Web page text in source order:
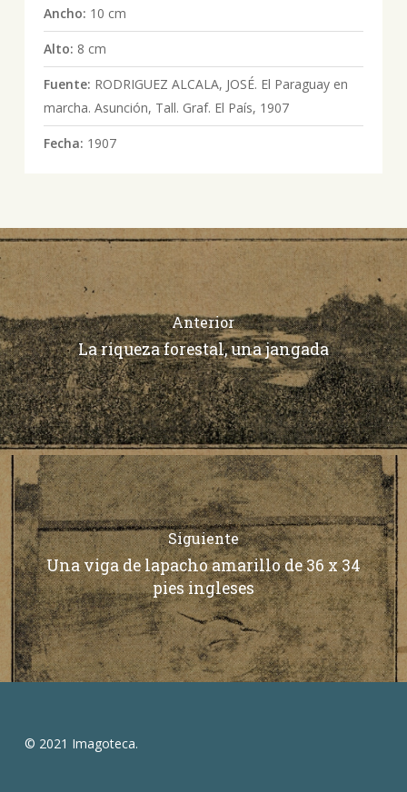
Ancho: 10 cm
Alto: 8 cm
Fuente: RODRIGUEZ ALCALA, JOSÉ. El Paraguay en
marcha. Asunción, Tall. Graf. El País, 1907
Fecha: 1907
Anterior
La riqueza forestal, una jangada
Siguiente
Una viga de lapacho amarillo de 36 x 34
pies ingleses
© 2021 Imagoteca.